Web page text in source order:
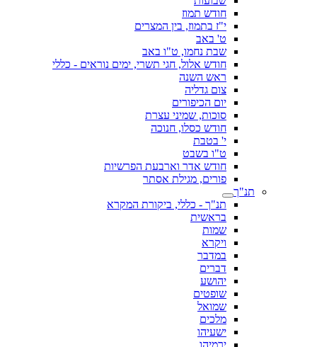
חודש תמוז
י"ז בתמוז, בין המצרים
ט' באב
שבת נחמו, ט"ו באב
חודש אלול, חגי תשרי, ימים נוראים - כללי
ראש השנה
צום גדליה
יום הכיפורים
סוכות, שמיני עצרת
חודש כסלו, חנוכה
י' בטבת
ט"ו בשבט
חודש אדר וארבעת הפרשיות
פורים, מגילת אסתר
תנ"ך
תנ"ך - כללי, ביקורת המקרא
בראשית
שמות
ויקרא
במדבר
דברים
יהושע
שופטים
שמואל
מלכים
ישעיהו
ירמיהו